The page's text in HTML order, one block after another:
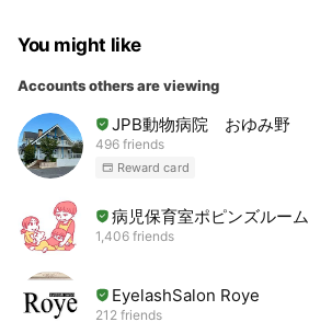
You might like
Accounts others are viewing
JPB動物病院 おゆみ野
496 friends
Reward card
病児保育室ポピンズルーム
1,406 friends
EyelashSalon Roye
212 friends